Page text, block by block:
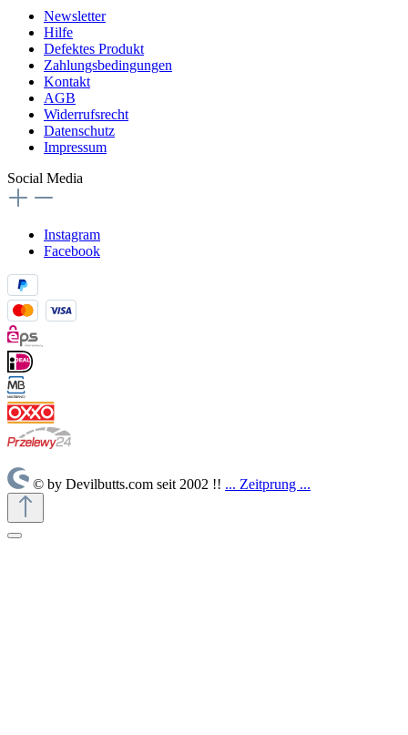
Newsletter
Hilfe
Defektes Produkt
Zahlungsbedingungen
Kontakt
AGB
Widerrufsrecht
Datenschutz
Impressum
Social Media
Instagram
Facebook
© by Devilbutts.com seit 2002 !! ... Zeitprung ...